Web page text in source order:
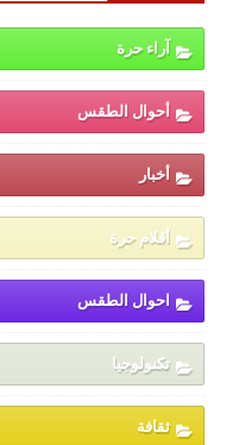
آراء حرة
أحوال الطقس
أخبار
أقلام حرة
احوال الطقس
تكنولوجيا
ثقافة